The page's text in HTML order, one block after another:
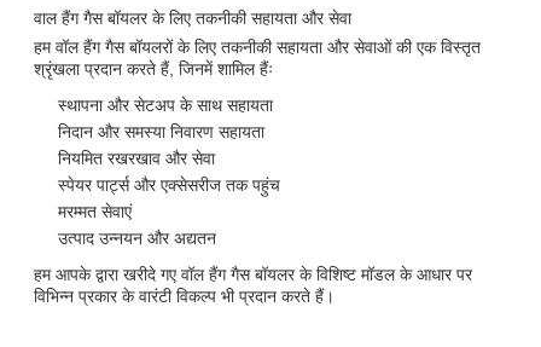
वाल हैंग गैस बॉयलर के लिए तकनीकी सहायता और सेवा
हम वॉल हैंग गैस बॉयलरों के लिए तकनीकी सहायता और सेवाओं की एक विस्तृत
श्रृंखला प्रदान करते हैं, जिनमें शामिल हैंः
स्थापना और सेटअप के साथ सहायता
निदान और समस्या निवारण सहायता
नियमित रखरखाव और सेवा
स्पेयर पार्ट्स और एक्सेसरीज तक पहुंच
मरम्मत सेवाएं
उत्पाद उन्नयन और अद्यतन
हम आपके द्वारा खरीदे गए वॉल हैंग गैस बॉयलर के विशिष्ट मॉडल के आधार पर
विभिन्न प्रकार के वारंटी विकल्प भी प्रदान करते हैं।